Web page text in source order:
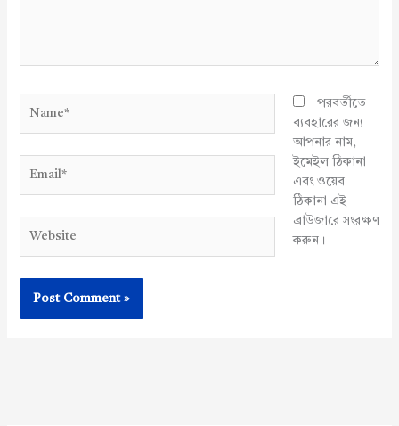
পরবর্তীতে
ব্যবহারের জন্য
আপনার নাম,
ইমেইল ঠিকানা
এবং ওয়েব
ঠিকানা এই
ব্রাউজারে সংরক্ষণ
করুন।